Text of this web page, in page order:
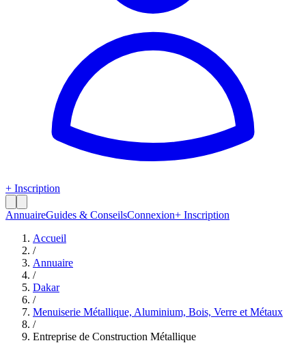
+ Inscription
AnnuaireGuides & ConseilsConnexion+ Inscription
Accueil
/
Annuaire
/
Dakar
/
Menuiserie Métallique, Aluminium, Bois, Verre et Métaux
/
Entreprise de Construction Métallique